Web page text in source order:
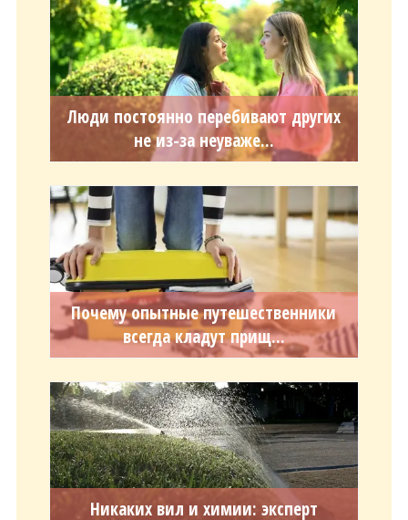
Люди постоянно перебивают других
не из-за неуваже...
Почему опытные путешественники
всегда кладут прищ...
Никаких вил и химии: эксперт